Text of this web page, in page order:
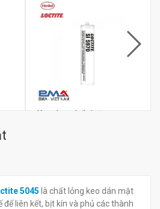
Keo thay thế gioăng
5045 là chất lỏng keo dán mặt
để liên kết, bịt kín và phủ các thành